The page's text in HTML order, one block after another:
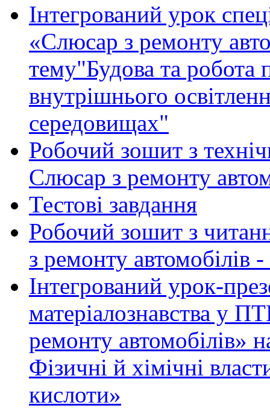
Інтегрований урок
«Слюсар з ремонту
тему"Будова та робота
внутрішнього
середовищах"
Робочий зошит з
Слюсар з ремонту
Тестові завдання
Робочий зошит з
з ремонту автомобілів
Інтегрований урок-
матеріалознавства у
ремонту автомобілів»
Фізичні й хімічні
кислоти»